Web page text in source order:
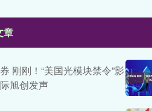
章
刚刚！“美国光模块禁令”影
旭创发声